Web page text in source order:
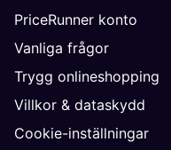
PriceRunner konto
Vanliga frågor
Trygg onlineshopping
Villkor & dataskydd
Cookie-inställningar